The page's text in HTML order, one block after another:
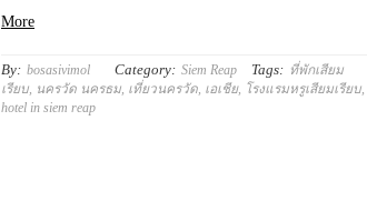
More
By: bosasivimol Category: Siem Reap Tags: ที่พักเสียม
เรียบ, นครวัด นครธม, เที่ยวนครวัด, เอเชีย, โรงแรมหรูเสียมเรียบ,
hotel in siem reap